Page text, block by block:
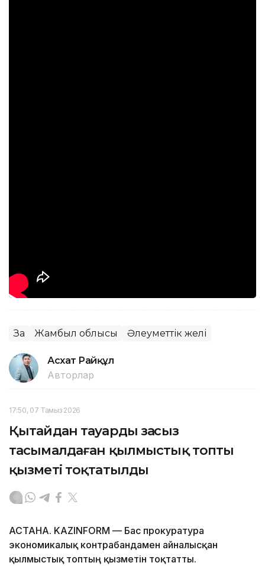
Заң Жамбыл облысы Әлеуметтік желі
Асхат Райқұл
Авторлар
17:50, 07 Тамыз 2026
Қытайдан тауарды заңсыз
тасымалдаған қылмыстық топтың
қызметі тоқтатылды
АСТАНА. KAZINFORM — Бас прокуратура
экономикалық контрабандамен айналысқан
қылмыстық топтың қызметін тоқтатты.